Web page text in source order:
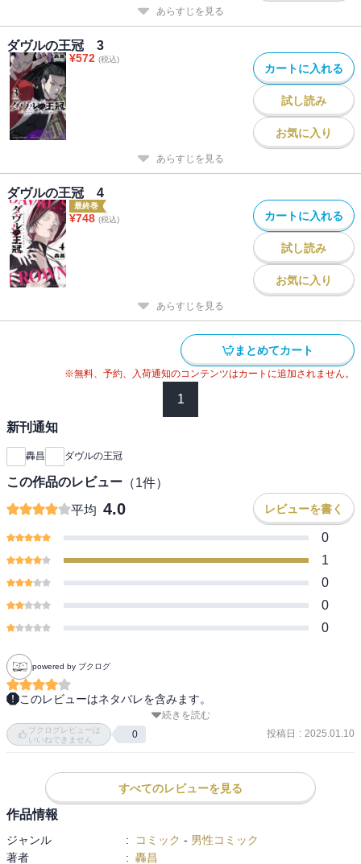
あらすじを見る
ダヴルの王冠 3
¥572 (税込)
カートに入れる
試し読み
お気に入り
あらすじを見る
ダヴルの王冠 4
最終巻
¥748 (税込) カートに入れる
試し読み
お気に入り
あらすじを見る
まとめてカート
※無料、予約、入荷通知のコンテンツはカートに追加されません。
1
新刊通知
轟昌 ダヴルの王冠
この作品のレビュー （1件）
平均 4.0 レビューを書く
0
1
0
0
0
powered by ブクログ
このレビューはネタバレを含みます。
『中島みゆきさんが超推薦！！』という帯が目に入り…購入！“普通
の人生” に憧れる殺し屋はちょっと普通ではない教会の人たちとどう
大催促！』である。
続きを読む
ブクログレビューは
いいねできません
0 投稿日 : 2025.01.10
すべてのレビューを見る
作品情報
ジャンル : コミック - 男性コミック
著者
: 轟昌